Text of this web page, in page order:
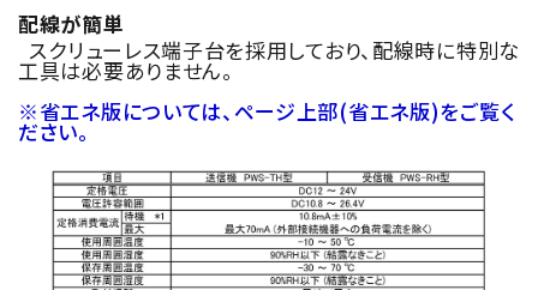
配線が簡単
スクリューレス端子台を採用しており、配線時に特別な
工具は必要ありません。
※省エネ版については、ページ上部(省エネ版)をご覧く
ださい。